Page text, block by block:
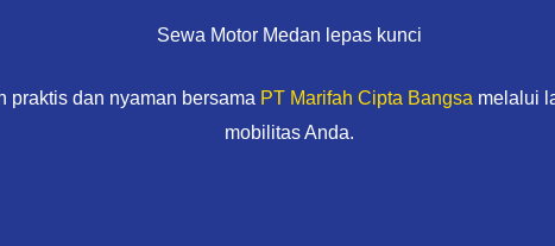
Sewa Motor Medan lepas kunci
praktis dan nyaman bersama PT Marifah Cipta Bangsa melalui
mobilitas Anda.